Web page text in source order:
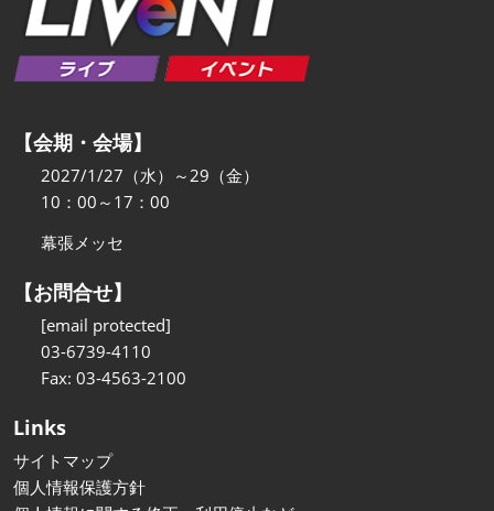
【会期・会場】
2027/1/27（水）～29（金）
10：00～17：00
幕張メッセ
【お問合せ】
[email protected]
03-6739-4110
Fax: 03-4563-2100
Links
サイトマップ
個人情報保護方針